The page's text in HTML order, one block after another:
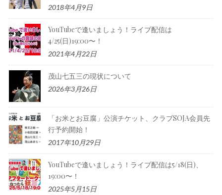
2018年4月9日
YouTubeで逢いましょう！ライブ配信は
4/25(日)19:00〜！
2021年4月22日
茂山七五三の現状について
2026年3月26日
「お米とお豆腐」公演チケット、クラブSOJA会員先
行予約開始！
2017年10月29日
YouTubeで逢いましょう！ライブ配信は5/18(日)、
19:00〜！
2025年5月15日